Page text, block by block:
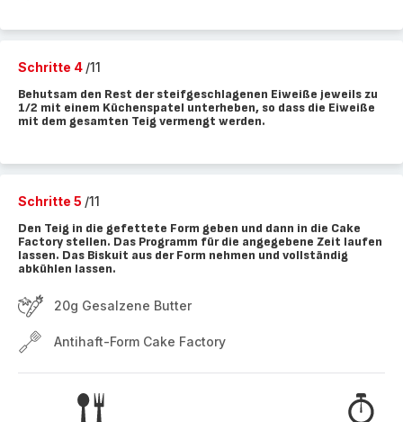
Schritte 4 /11
Behutsam den Rest der steifgeschlagenen Eiweiße jeweils zu
1/2 mit einem Küchenspatel unterheben, so dass die Eiweiße
mit dem gesamten Teig vermengt werden.
Schritte 5 /11
Den Teig in die gefettete Form geben und dann in die Cake
Factory stellen. Das Programm für die angegebene Zeit laufen
lassen. Das Biskuit aus der Form nehmen und vollständig
abkühlen lassen.
20g Gesalzene Butter
Antihaft-Form Cake Factory